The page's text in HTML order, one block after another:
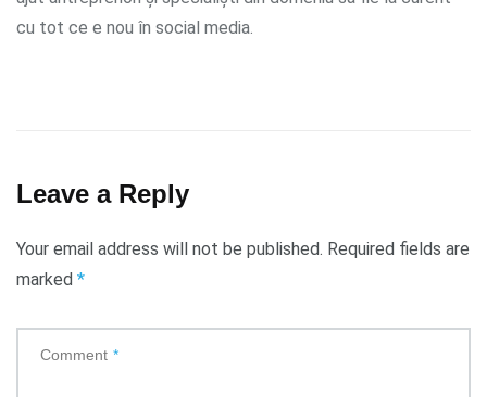
cu tot ce e nou în social media.
Leave a Reply
Your email address will not be published. Required fields are
marked *
Comment *